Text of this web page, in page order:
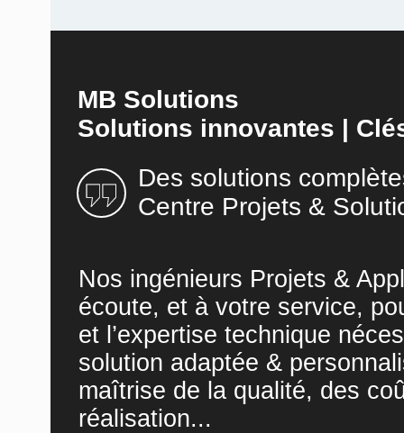
MB Solutions
Solutions innovantes |
Des solutions
Centre Projets &
Nos ingénieurs Projets &
écoute, et à votre service,
et l’expertise technique
solution adaptée &
maîtrise de la qualité, des
réalisation...